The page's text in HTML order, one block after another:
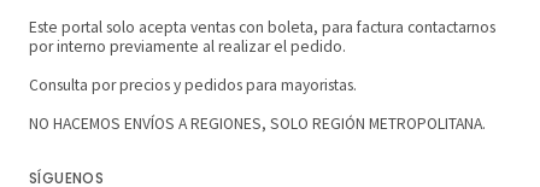
Este portal solo acepta ventas con boleta, para factura contactarnos
por interno previamente al realizar el pedido.
Consulta por precios y pedidos para mayoristas.
NO HACEMOS ENVÍOS A REGIONES, SOLO REGIÓN METROPOLITANA.
SÍGUENOS